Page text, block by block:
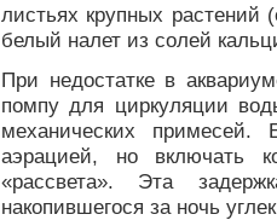
листьях крупных растений
белый налет из солей
При недостатке в
помпу для циркуляции
механических примесей.
аэрацией, но включать
«рассвета». Эта
накопившегося за ночь